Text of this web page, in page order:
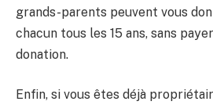
grands-parents peuvent vous
chacun tous les 15 ans, sans
donation.
Enfin, si vous êtes déjà